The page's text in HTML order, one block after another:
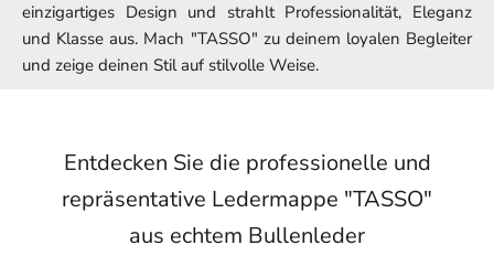
einzigartiges Design und strahlt Professionalität, Eleganz
und Klasse aus. Mach "TASSO" zu deinem loyalen Begleiter
und zeige deinen Stil auf stilvolle Weise.
Entdecken Sie die professionelle und
repräsentative Ledermappe "TASSO"
aus echtem Bullenleder